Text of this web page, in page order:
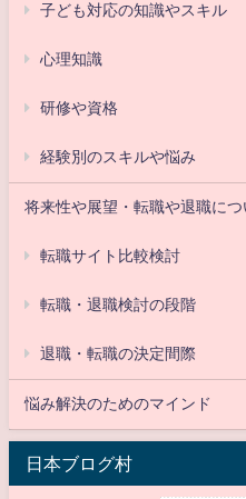
子ども対応の知識やスキル
心理知識
研修や資格
経験別のスキルや悩み
将来性や展望・転職や退職に
転職サイト比較検討
転職・退職検討の段階
退職・転職の決定間際
悩み解決のためのマインド
日本ブログ村